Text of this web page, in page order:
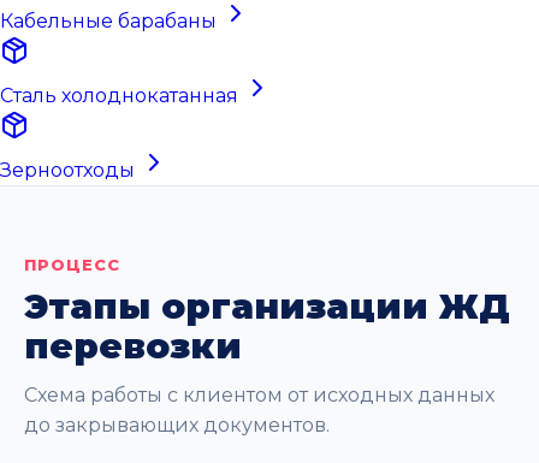
Кабельные барабаны
Сталь холоднокатанная
Зерноотходы
ПРОЦЕСС
Этапы организации ЖД
перевозки
Схема работы с клиентом от исходных данных
до закрывающих документов.